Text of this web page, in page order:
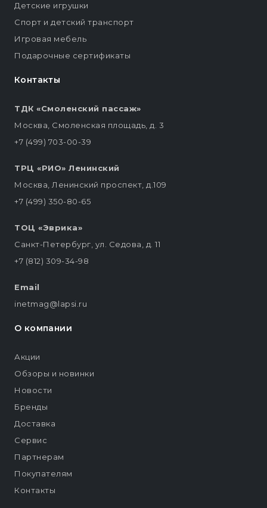
Контакты
ТДК «Смоленский пассаж»
Москва, Смоленская площадь, д. 3
+7 (499) 703-00-39
ТРЦ «РИО» Ленинский
Москва, Ленинский проспект, д.109
+7 (499) 350-80-65
ТОЦ «Эврика»
Санкт-Петербург, ул. Седова, д. 11
+7 (812) 309-34-98
Email
inetmag@lapsi.ru
Детские игрушки
Спорт и детский транспорт
Игровая мебель
Подарочные сертификаты
О компании
Акции
Обзоры и новинки
Новости
Бренды
Доставка
Сервис
Партнерам
Покупателям
Контакты